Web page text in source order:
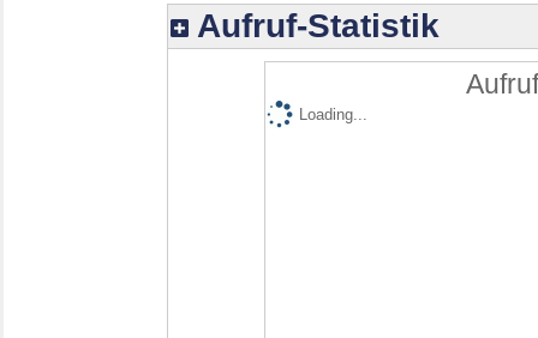
Aufruf-Statistik
Loading...